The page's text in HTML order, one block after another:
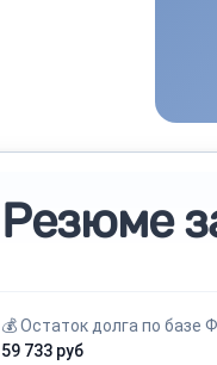
Резюме
💰 Остаток долга по базе
59 733 руб